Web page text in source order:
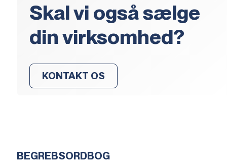
Skal vi også sælge
din virksomhed?
KONTAKT OS
BEGREBSORDBOG